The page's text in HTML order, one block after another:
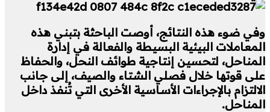
وفي ضوء هذه النتائج، أوصت الباحثة بتبني هذه
المعاملات البيئية البسيطة والفعالة في إدارة
المناحل، لتحسين إنتاجية طوائف النحل، والحفاظ
على قوتها خلال فصلي الشتاء والصيف، إلى جانب
الالتزام بالإجراءات الأساسية الأخرى التي تُنفذ داخل
المناحل.